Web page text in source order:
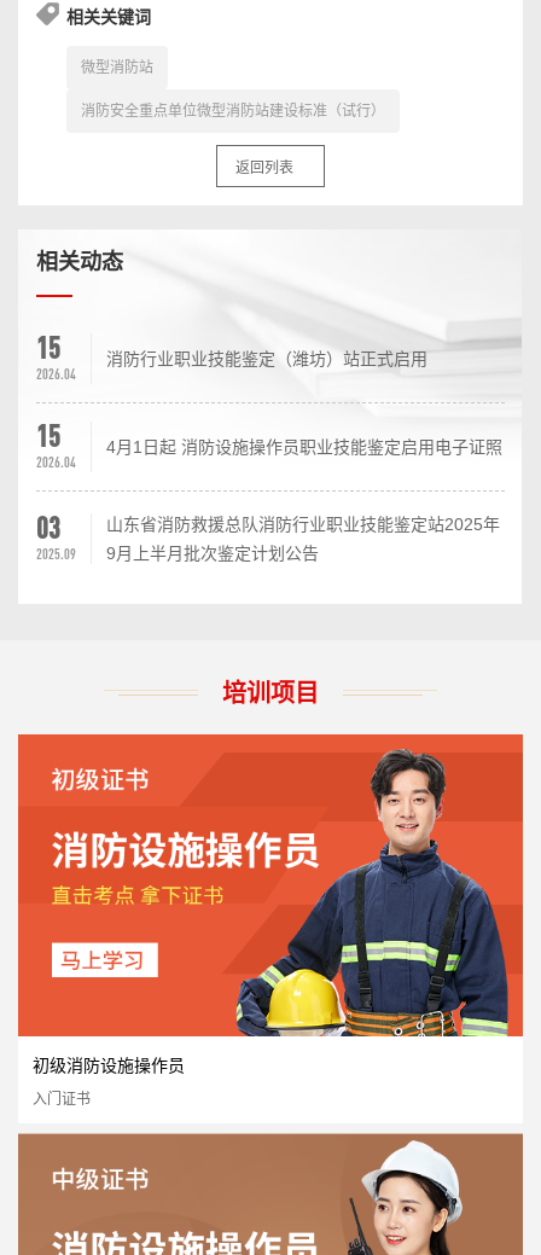
相关关键词
微型消防站
消防安全重点单位微型消防站建设标准（试行）
返回列表
相关动态
15
2026.04
消防行业职业技能鉴定（潍坊）站正式启用
15
2026.04
4月1日起 消防设施操作员职业技能鉴定启用电子证照
03
2025.09
山东省消防救援总队消防行业职业技能鉴定站2025年
9月上半月批次鉴定计划公告
培训项目
初级消防设施操作员
入门证书